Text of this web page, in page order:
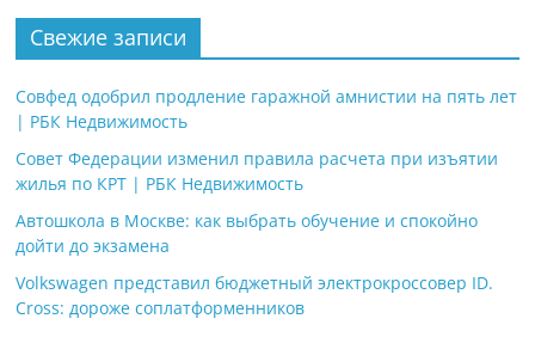
Свежие записи
Совфед одобрил продление гаражной амнистии на пять лет
| РБК Недвижимость
Совет Федерации изменил правила расчета при изъятии
жилья по КРТ | РБК Недвижимость
Автошкола в Москве: как выбрать обучение и спокойно
дойти до экзамена
Volkswagen представил бюджетный электрокроссовер ID.
Cross: дороже соплатформенников